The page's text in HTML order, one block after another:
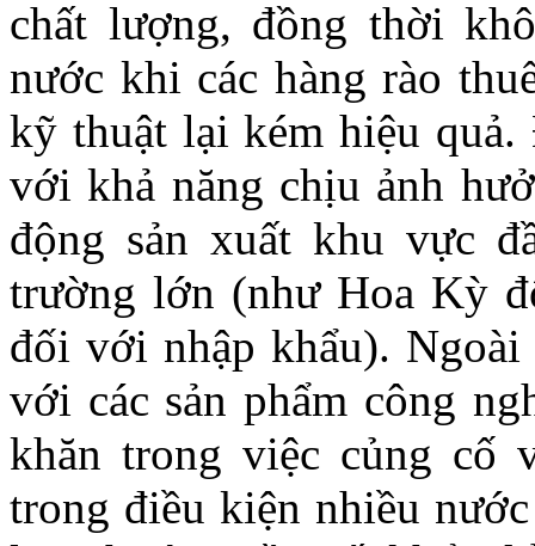
chất lượng, đồng thời
nước khi các hàng rào
kỹ thuật lại kém hiệu
với khả năng chịu ảnh
động sản xuất khu vực
trường lớn (như Hoa Kỳ
đối với nhập khẩu).
với các sản phẩm công
khăn trong việc củng cố
trong điều kiện nhiều